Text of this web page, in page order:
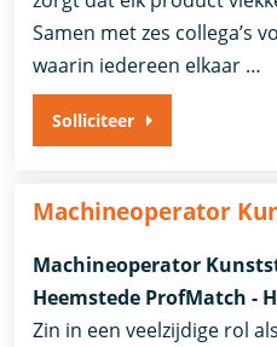
Samen met zes collega’s
waarin iedereen elkaar …
Solliciteer
Machineoperator
Machineoperator
Heemstede ProfMatch -
Zin in een veelzijdige rol